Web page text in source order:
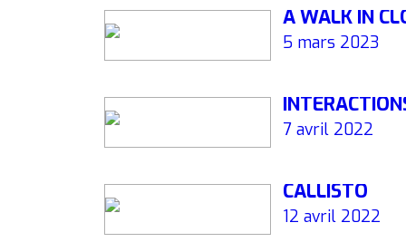
A WALK IN
5 mars 2023
7 avril 2022
CALLISTO
12 avril 2022